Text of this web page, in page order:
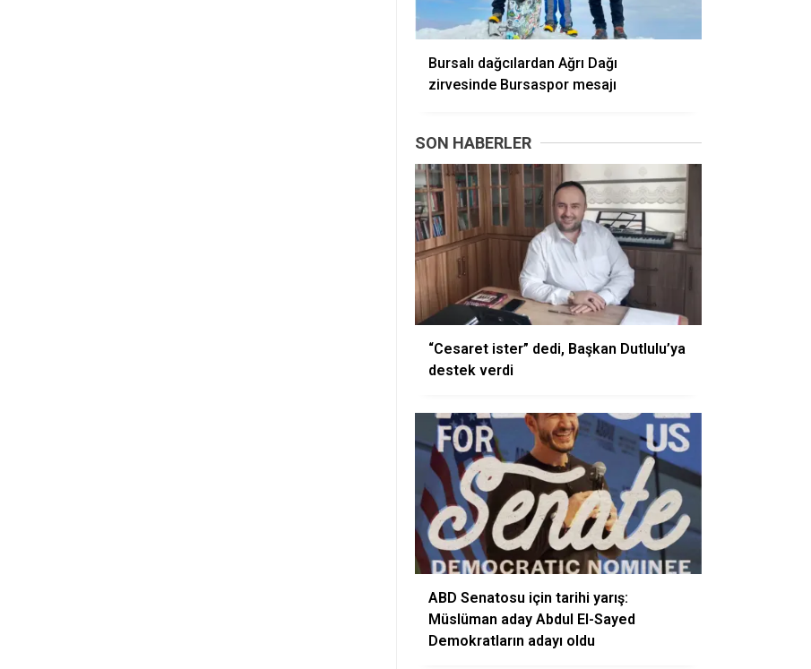
Bursalı dağcılardan Ağrı Dağı
zirvesinde Bursaspor mesajı
SON HABERLER
“Cesaret ister” dedi, Başkan Dutlulu’ya
destek verdi
ABD Senatosu için tarihi yarış:
Müslüman aday Abdul El-Sayed
Demokratların adayı oldu